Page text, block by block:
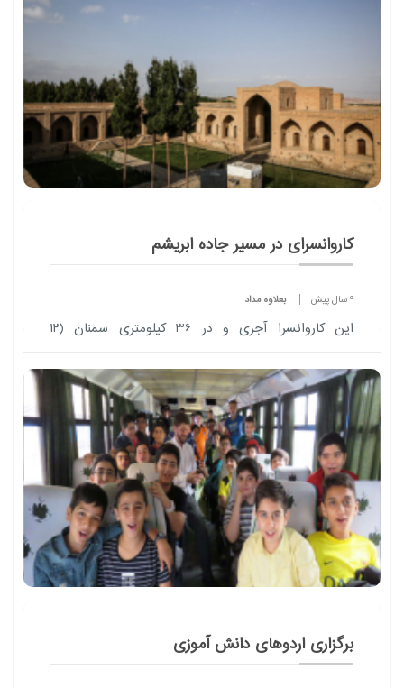
کاروانسرای در مسیر جاده ابریشم
9 سال پیش بعلاوه مداد
این کاروانسرا آجری و در 36 کیلومتری سمنان (
۱۲
برگزاری اردوهای دانش آموزی